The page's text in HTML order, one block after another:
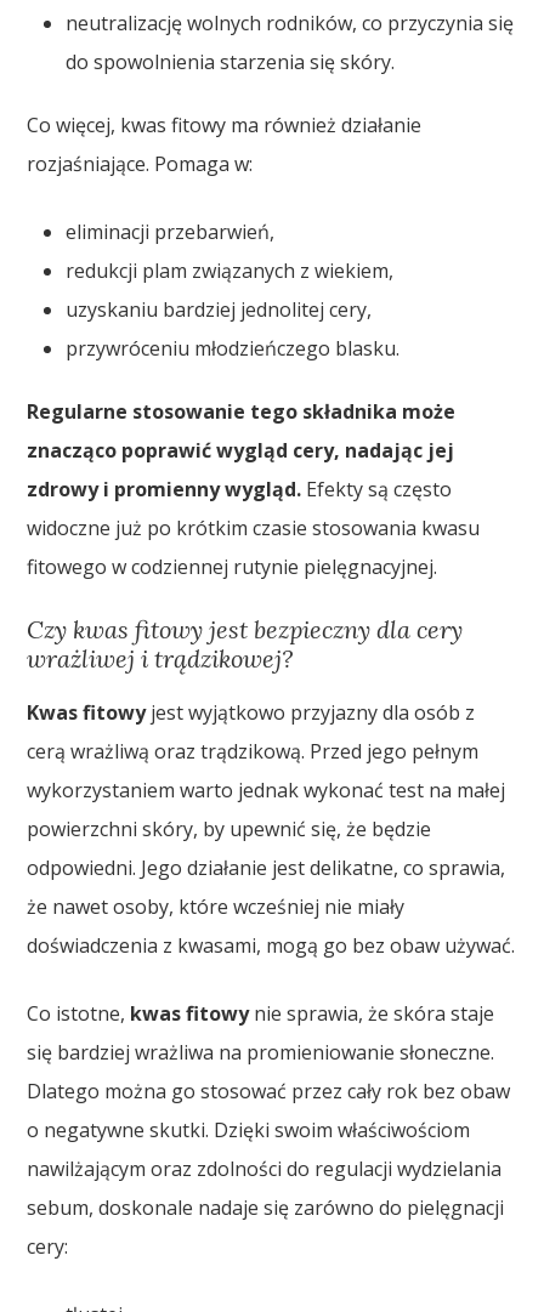
neutralizację wolnych rodników, co przyczynia się
do spowolnienia starzenia się skóry.
Co więcej, kwas fitowy ma również działanie
rozjaśniające. Pomaga w:
eliminacji przebarwień,
redukcji plam związanych z wiekiem,
uzyskaniu bardziej jednolitej cery,
przywróceniu młodzieńczego blasku.
Regularne stosowanie tego składnika może
znacząco poprawić wygląd cery, nadając jej
zdrowy i promienny wygląd. Efekty są często
widoczne już po krótkim czasie stosowania kwasu
fitowego w codziennej rutynie pielęgnacyjnej.
Czy kwas fitowy jest bezpieczny dla cery
wrażliwej i trądzikowej?
Kwas fitowyjest wyjątkowo przyjazny dla osób z
cerą wrażliwą oraz trądzikową. Przed jego pełnym
wykorzystaniem warto jednak wykonać test na małej
powierzchni skóry, by upewnić się, że będzie
odpowiedni. Jego działanie jest delikatne, co sprawia,
że nawet osoby, które wcześniej nie miały
doświadczenia z kwasami, mogą go bez obaw używać.
Co istotne, kwas fitowynie sprawia, że skóra staje
się bardziej wrażliwa na promieniowanie słoneczne.
Dlatego można go stosować przez cały rok bez obaw
o negatywne skutki. Dzięki swoim właściwościom
nawilżającym oraz zdolności do regulacji wydzielania
sebum, doskonale nadaje się zarówno do pielęgnacji
cery: